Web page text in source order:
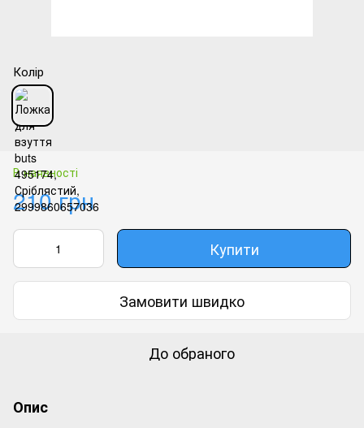
Колір
В наявності
210 грн
Купити
Замовити швидко
До обраного
Опис